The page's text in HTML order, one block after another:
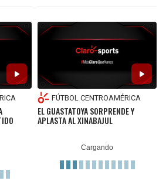
FÚTBOL CENTROAMÉRICA
EL GUASTATOYA SORPRENDE Y
APLASTA AL XINABAJUL